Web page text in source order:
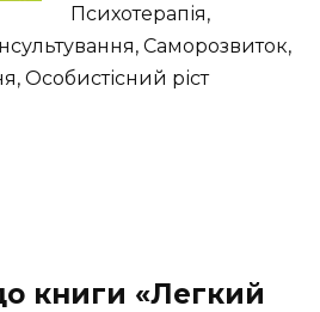
Психотерапія,
Саморозвиток,
Особистісний ріст
книги «Легкий